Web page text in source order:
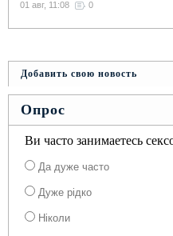
01 авг, 11:08 0
Добавить свою новость
Опрос
Ви часто занимаетесь
Да дуже часто
Дуже рідко
Ніколи